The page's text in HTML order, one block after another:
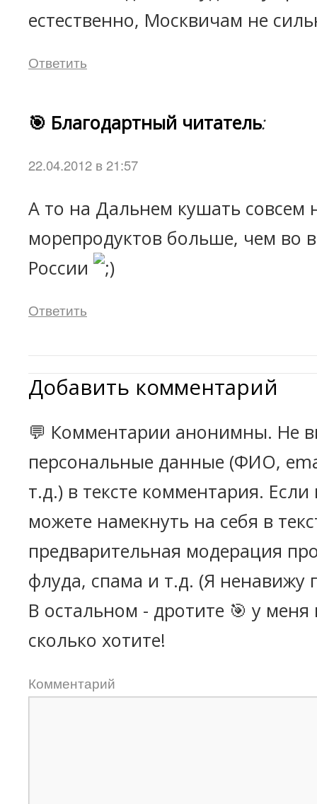
естественно, Москвичам не
Ответить
🎯 Благодартный читатель:
22.04.2012 в 21:57
А то на Дальнем кушать совсем
морепродуктов больше, чем во
России
Ответить
Добавить комментарий
💬 Комментарии анонимны. Не
персональные данные (ФИО,
т.д.) в тексте комментария.
можете намекнуть на себя в
предварительная модерация
флуда, спама и т.д. (Я ненавижу
В остальном - дротите 🎯 у
сколько хотите!
Комментарий